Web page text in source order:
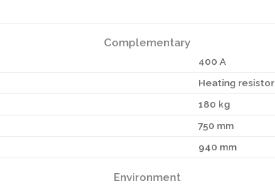
Complementary
400 A
Heating resistor
180 kg
750 mm
940 mm
Environment